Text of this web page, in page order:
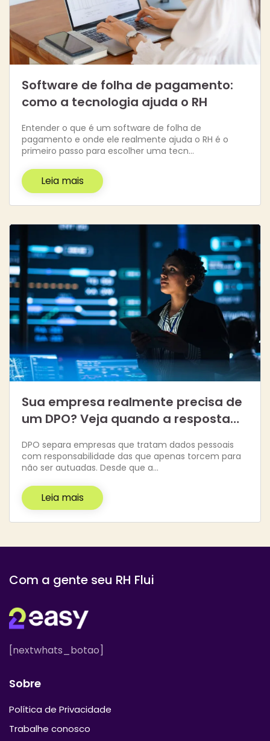
Software de folha de pagamento:
como a tecnologia ajuda o RH
Entender o que é um software de folha de
pagamento e onde ele realmente ajuda o RH é o
primeiro passo para escolher uma tecn…
Leia mais
Sua empresa realmente precisa de
um DPO? Veja quando a resposta…
DPO separa empresas que tratam dados pessoais
com responsabilidade das que apenas torcem para
não ser autuadas. Desde que a…
Leia mais
Com a gente seu RH Flui
[nextwhats_botao]
Sobre
Política de Privacidade
Trabalhe conosco